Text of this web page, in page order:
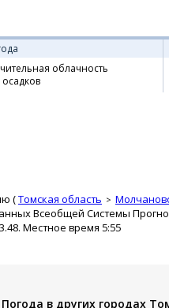
облачность
осадков
(Томская область
Всеобщей Системы
Местное время 5:55
Погода в других городах